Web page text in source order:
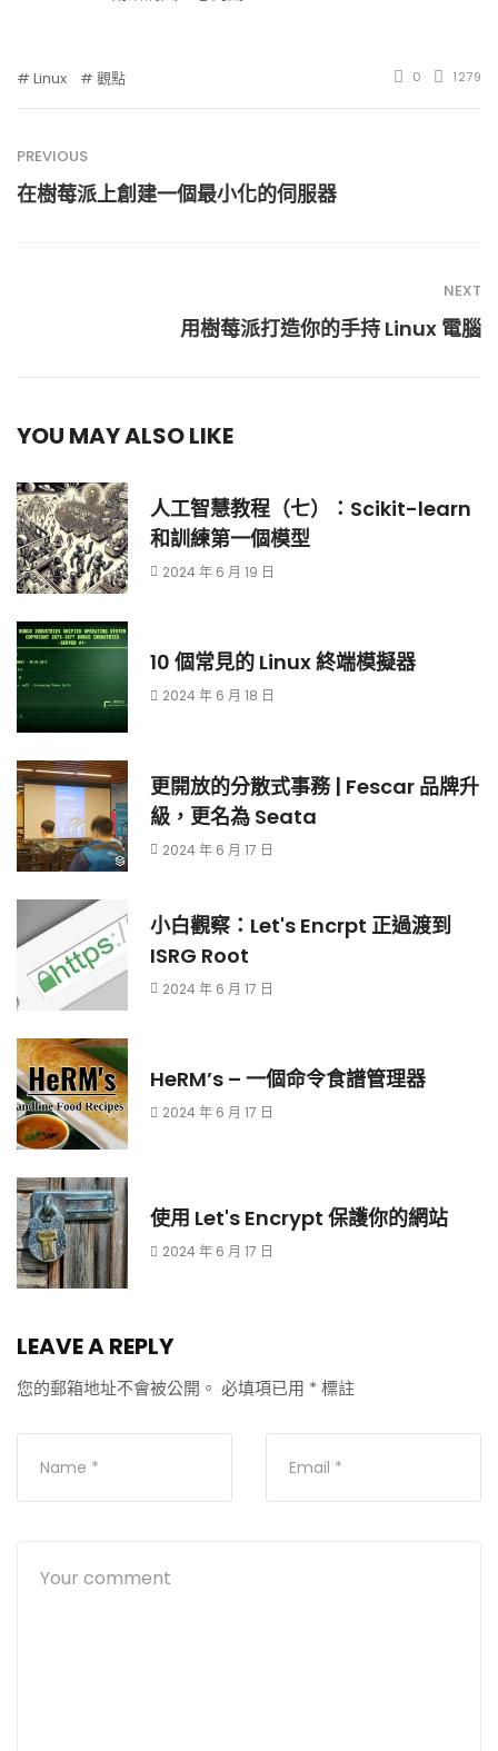
Linux 觀點 0 1279
PREVIOUS
在樹莓派上創建一個最小化的伺服器
NEXT
用樹莓派打造你的手持 Linux 電腦
YOU MAY ALSO LIKE
人工智慧教程（七）：Scikit-learn
和訓練第一個模型
2024 年 6 月 19 日
10 個常見的 Linux 終端模擬器
2024 年 6 月 18 日
更開放的分散式事務 | Fescar 品牌升
級，更名為 Seata
2024 年 6 月 17 日
小白觀察：Let's Encrpt 正過渡到
ISRG Root
2024 年 6 月 17 日
HeRM’s – 一個命令食譜管理器
2024 年 6 月 17 日
使用 Let's Encrypt 保護你的網站
2024 年 6 月 17 日
LEAVE A REPLY
您的郵箱地址不會被公開。 必填項已用 * 標註